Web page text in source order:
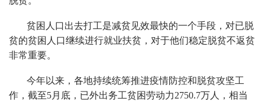
贫困人口出去打工是减贫见效最快的一个手段，对已脱
贫的贫困人口继续进行就业扶贫，对于他们稳定脱贫不返贫
非常重要。
今年以来，各地持续统筹推进疫情防控和脱贫攻坚工
作，截至5月底，已外出务工贫困劳动力2750.7万人，相当